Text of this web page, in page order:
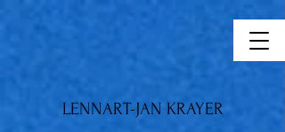
LENNART-JAN KRAYER